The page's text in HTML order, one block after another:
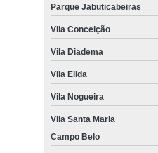
Parque Jabuticabeiras
Vila Conceição
Vila Diadema
Vila Elida
Vila Nogueira
Vila Santa Maria
Campo Belo